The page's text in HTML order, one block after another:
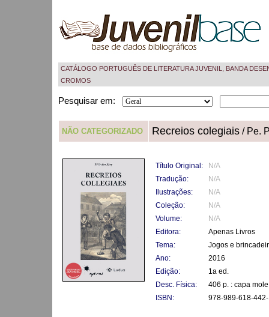
CATÁLOGO PORTUGUÊS DE LITERATURA JUVENIL, BANDA
CROMOS
Pesquisar em:
NÃO CATEGORIZADO Recreios colegiais/ Pe.
Título Original:
N/A
Tradução:
N/A
Ilustrações:
N/A
Coleção:
N/A
Volume:
N/A
Editora:
Apenas Livros
Tema:
Jogos e
Ano:
2016
Edição:
1a ed.
Desc. Física:
406 p. : capa
ISBN:
978-989-618-